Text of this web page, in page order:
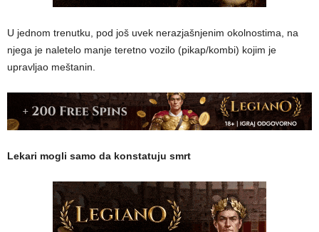
U jednom trenutku, pod još uvek nerazjašnjenim okolnostima, na
njega je naletelo manje teretno vozilo (pikap/kombi) kojim je
upravljao meštanin.
Lekari mogli samo da konstatuju smrt